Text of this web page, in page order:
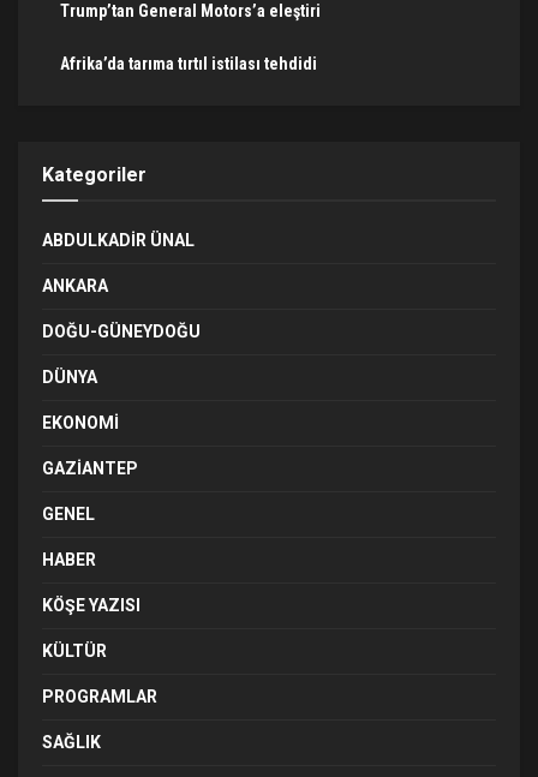
Trump’tan General Motors’a eleştiri
Afrika’da tarıma tırtıl istilası tehdidi
Kategoriler
ABDULKADIR ÜNAL
ANKARA
DOĞU-GÜNEYDOĞU
DÜNYA
EKONOMI
GAZIANTEP
GENEL
HABER
KÖŞE YAZISI
KÜLTÜR
PROGRAMLAR
SAĞLIK